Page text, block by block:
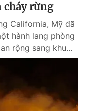
cháy rừng
California, Mỹ đã
hành lang phòng
rộng sang khu...